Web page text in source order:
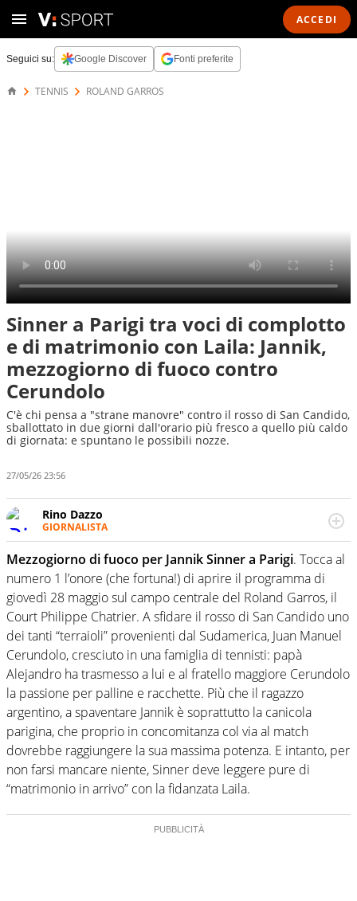
ACCEDI
Seguici su: Google Discover Fonti preferite
TENNIS ROLAND GARROS
Sinner a Parigi tra voci di complotto
e di matrimonio con Laila: Jannik,
mezzogiorno di fuoco contro
Cerundolo
C'è chi pensa a "strane manovre" contro il rosso di San Candido,
sballottato in due giorni dall'orario più fresco a quello più caldo
di giornata: e spuntano le possibili nozze.
27/05/26 23:56
Rino Dazzo
GIORNALISTA
Se mai ci fosse modo di traslare il glossario del calcio in
una nicchia di esperti, lui ne farebbe parte. Non si perde
una svista arbitrale né gli umori social del mondo delle
curve
Mezzogiorno di fuoco per Jannik Sinner a Parigi. Tocca al
numero 1 l’onore (che fortuna!) di aprire il programma di
giovedì 28 maggio sul campo centrale del Roland Garros, il
Court Philippe Chatrier. A sfidare il rosso di San Candido uno
dei tanti “terraioli” provenienti dal Sudamerica, Juan Manuel
Cerundolo, cresciuto in una famiglia di tennisti: papà
Alejandro ha trasmesso a lui e al fratello maggiore Cerundolo
la passione per palline e racchette. Più che il ragazzo
argentino, a spaventare Jannik è soprattutto la canicola
parigina, che proprio in concomitanza col via al match
dovrebbe raggiungere la sua massima potenza. E intanto, per
non farsi mancare niente, Sinner deve leggere pure di
“matrimonio in arrivo” con la fidanzata Laila.